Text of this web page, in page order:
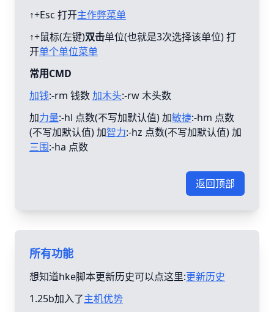
↑+Esc 打开主作弊菜单
↑+鼠标(左键)双击单位(也就是3次选择该单位) 打
开单个单位菜单
常用CMD
加钱:-rm 钱数加木头:-rw 木头数
加力量:-hl 点数(不写加默认值) 加敏捷:-hm 点数
(不写加默认值) 加智力:-hz 点数(不写加默认值) 加
三围:-ha 点数
返回顶部
所有功能
想知道hke脚本更新历史可以点这里:更新历史
1.25b加入了主机优势